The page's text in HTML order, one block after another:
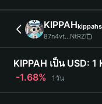
Deutsch
简体中文
繁體中文
Português (Portugal)
Bahasa Indonesia
ภาษาไทย
हिन्दी
KIPPAH
87n4vt...NtRZ
KIPPAH เป็น USD: 1
-1.68%
1วัน